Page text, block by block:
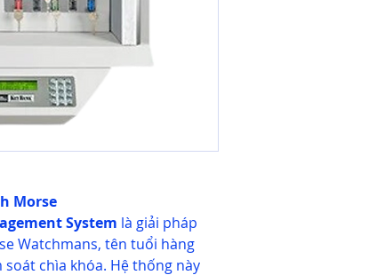
Morse
System là giải pháp
Watchmans, tên tuổi hàng
chìa khóa. Hệ thống này